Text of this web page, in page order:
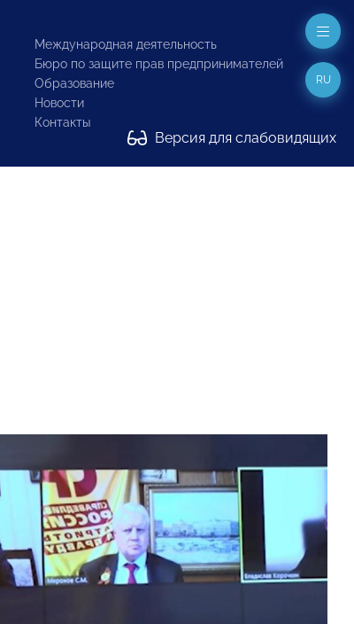
Международная деятельность
Бюро по защите прав предпринимателей
Образование
Новости
Контакты
Версия для слабовидящих
RU